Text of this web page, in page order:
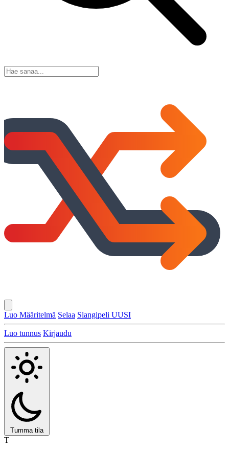
Luo Määritelmä Selaa Slangipeli UUSI
Luo tunnus Kirjaudu
Tumma tila
T